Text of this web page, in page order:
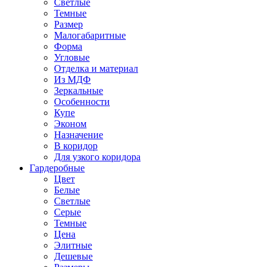
Светлые
Темные
Размер
Малогабаритные
Форма
Угловые
Отделка и материал
Из МДФ
Зеркальные
Особенности
Купе
Эконом
Назначение
В коридор
Для узкого коридора
Гардеробные
Цвет
Белые
Светлые
Серые
Темные
Цена
Элитные
Дешевые